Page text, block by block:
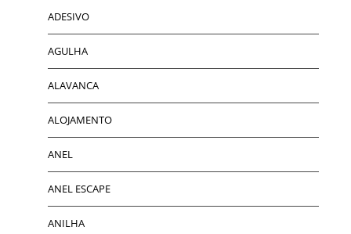
ADESIVO
AGULHA
ALAVANCA
ALOJAMENTO
ANEL
ANEL ESCAPE
ANILHA